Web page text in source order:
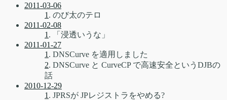
2011-03-06
1 . のび太のテロ
2011-02-08
1 . 「浸透いうな」
2011-01-27
1 . DNSCurve を適用しました
2. DNSCurve と CurveCP で高速安全というDJBの
話
2010-12-29
1 . JPRSが JPレジストラをやめる?